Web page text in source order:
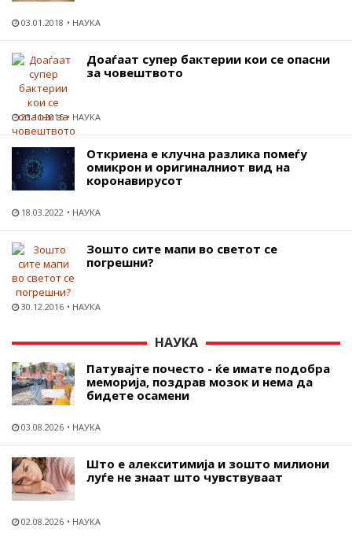
03.01.2018 НАУКА
Доаѓаат супер бактерии кои се опасни
за човештвото
23.11.2015 НАУКА
Откриена е клучна разлика помеѓу
омикрон и оригиналниот вид на
коронавирусот
18.03.2022 НАУКА
Зошто сите мапи во светот се
погрешни?
30.12.2016 НАУКА
НАУКА
Патувајте почесто - ќе имате подобра
меморија, поздрав мозок и нема да
бидете осамени
03.08.2026 НАУКА
Што е алекситимија и зошто милиони
луѓе не знаат што чувствуваат
02.08.2026 НАУКА